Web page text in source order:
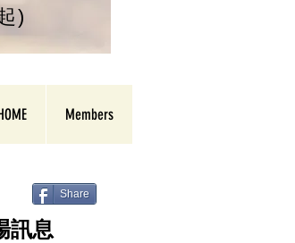
)
Members
Share
訊息